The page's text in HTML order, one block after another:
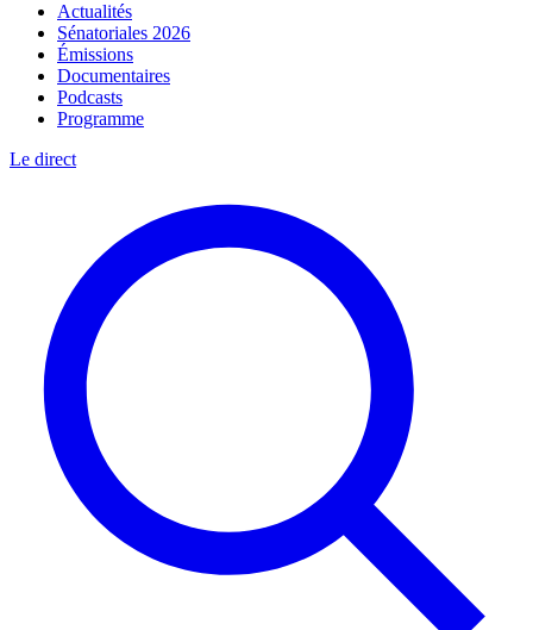
Actualités
Sénatoriales 2026
Émissions
Documentaires
Podcasts
Programme
Le direct